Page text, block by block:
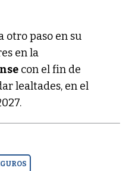
otro paso en su
en la
con el fin de
lealtades, en el